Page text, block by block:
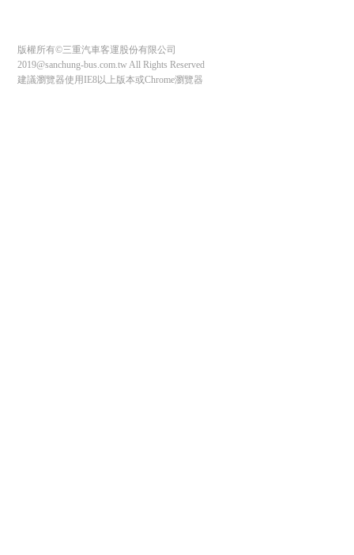
版權所有©三重汽車客運股份有限公司
2019@sanchung-bus.com.tw All Rights Reserved
建議瀏覽器使用IE8以上版本或Chrome瀏覽器